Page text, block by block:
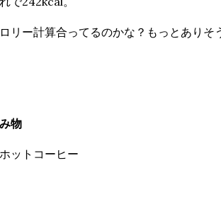
リー計算合ってるのかな？もっとありそ
物
ホットコーヒー